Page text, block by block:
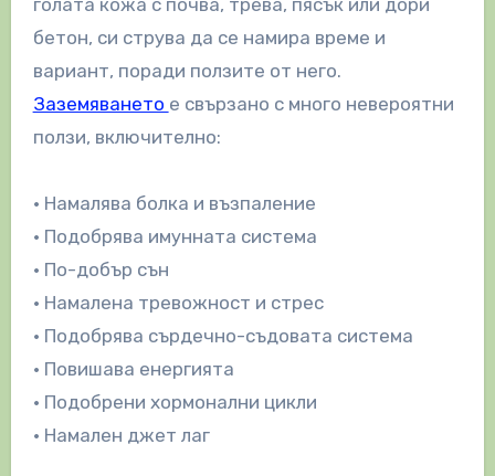
голата кожа с почва, трева, пясък или дори
бетон, си струва да се намира време и
вариант, поради ползите от него.
Заземяването е свързано с много невероятни
ползи, включително:
• Намалява болка и възпаление
• Подобрява имунната система
• По-добър сън
• Намалена тревожност и стрес
• Подобрява сърдечно-съдовата система
• Повишава енергията
• Подобрени хормонални цикли
• Намален джет лаг